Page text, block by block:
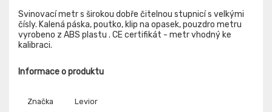
Svinovací metr s širokou dobře čitelnou stupnicí s velkými
čísly. Kalená páska, poutko, klip na opasek, pouzdro metru
vyrobeno z ABS plastu . CE certifikát - metr vhodný ke
kalibraci.
Informace o produktu
Značka Levior